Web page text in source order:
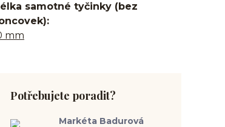
samotné tyčinky (bez
mm
Potřebujete poradit?
Markéta Badurová